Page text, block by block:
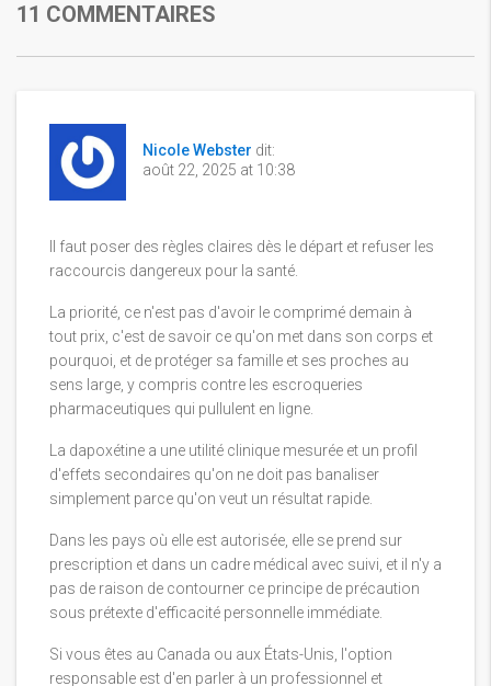
11 COMMENTAIRES
Nicole Webster dit:
août 22, 2025 at 10:38
Il faut poser des règles claires dès le départ et refuser les
raccourcis dangereux pour la santé.
La priorité, ce n'est pas d'avoir le comprimé demain à
tout prix, c'est de savoir ce qu'on met dans son corps et
pourquoi, et de protéger sa famille et ses proches au
sens large, y compris contre les escroqueries
pharmaceutiques qui pullulent en ligne.
La dapoxétine a une utilité clinique mesurée et un profil
d'effets secondaires qu'on ne doit pas banaliser
simplement parce qu'on veut un résultat rapide.
Dans les pays où elle est autorisée, elle se prend sur
prescription et dans un cadre médical avec suivi, et il n'y a
pas de raison de contourner ce principe de précaution
sous prétexte d'efficacité personnelle immédiate.
Si vous êtes au Canada ou aux États-Unis, l'option
responsable est d'en parler à un professionnel et